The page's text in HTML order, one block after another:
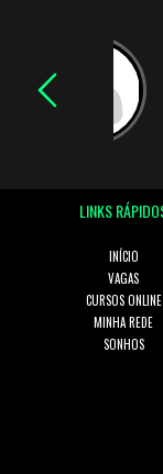
LINKS
INÍCIO
VAGAS
CURSOS ONLINE
MINHA REDE
SONHOS